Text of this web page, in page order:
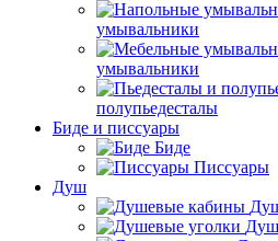
умывальники
умывальники
полупьедесталы
Биде и писсуары
Биде
Писсуары
Душ